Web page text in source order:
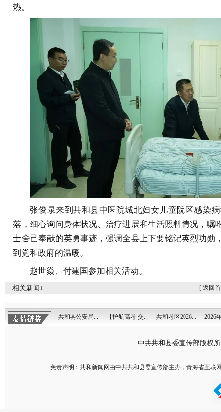
热。
张俊录来到共和县中医院城北妇女儿童院区感染
落，细心询问身体状况、治疗进展和生活照料情况，嘱
士舍己奉献的英勇事迹，强调全县上下要铭记英烈功勋
到党和政府的温暖。
赵世焱、付建国参加相关活动。
相关新闻↓ [ 返回
共和县公安局... 【护航高考 交... 共和考区2026... 2026
中共共和县委宣传部版权
免责声明：共和新闻网由中共共和县委宣传部主办，青海省互